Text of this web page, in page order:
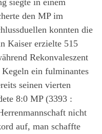
den MP im
konnten die
Kaiser erzielte 515
Rekonvaleszent
ein fulminantes
seinen vierten
8:0 MP (3393 :
nicht
auf, man schaffte